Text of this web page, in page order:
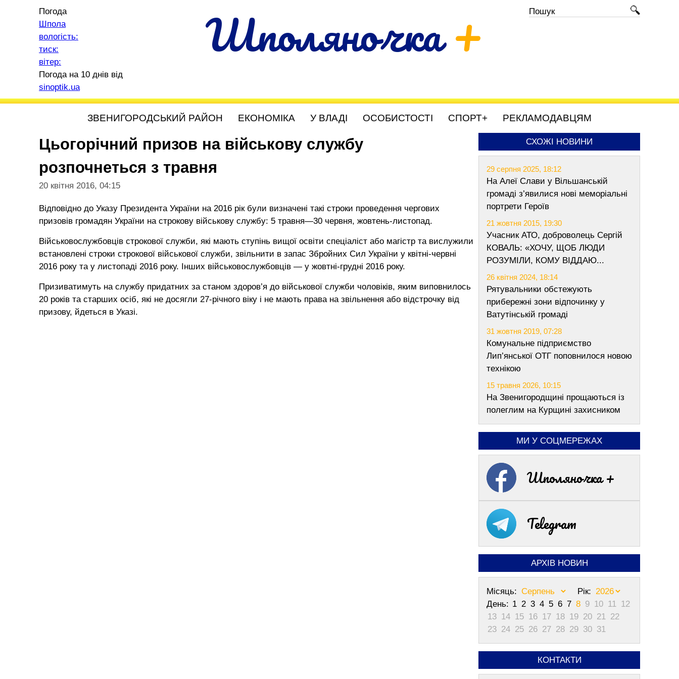
Шполяночка+
Погода
Шпола
вологість:
тиск:
вітер:
Погода на 10 днів від
sinoptik.ua
ЗВЕНИГОРОДСЬКИЙ РАЙОН ЕКОНОМІКА У ВЛАДІ ОСОБИСТОСТІ СПОРТ+ РЕКЛАМОДАВЦЯМ
Цьогорічний призов на військову службу
розпочнеться з травня
20 квітня 2016, 04:15
Відповідно до Указу Президента України на 2016 рік були визначені такі строки проведення чергових
призовів громадян України на строкову військову службу: 5 травня—30 червня, жовтень-листопад.
Військовослужбовців строкової служби, які мають ступінь вищої освіти спеціаліст або магістр та вислужили
встановлені строки строкової військової служби, звільнити в запас Збройних Сил України у квітні-червні
2016 року та у листопаді 2016 року. Інших військовослужбовців — у жовтні-грудні 2016 року.
Призиватимуть на службу придатних за станом здоров’я до військової служби чоловіків, яким виповнилось
20 років та старших осіб, які не досягли 27-річного віку і не мають права на звільнення або відстрочку від
призову, йдеться в Указі.
СХОЖІ НОВИНИ
29 серпня 2025, 18:12
На Алеї Слави у Вільшанській
громаді з’явилися нові меморіальні
портрети Героїв
21 жовтня 2015, 19:30
Учасник АТО, доброволець Сергій
КОВАЛЬ: «ХОЧУ, ЩОБ ЛЮДИ
РОЗУМІЛИ, КОМУ ВІДДАЮ...
26 квітня 2024, 18:14
Рятувальники обстежують
прибережні зони відпочинку у
Ватутінській громаді
31 жовтня 2019, 07:28
Комунальне підприємство
Лип’янської ОТГ поповнилося новою
технікою
15 травня 2026, 10:15
На Звенигородщині прощаються із
полеглим на Курщині захисником
МИ У СОЦМЕРЕЖАХ
Шполяночка +
Telegram
АРХІВ НОВИН
Місяць:
Рік:
День: 1 2 3 4 5 6 7 8 9 10 11 12
13 14 15 16 17 18 19 20 21 22
23 24 25 26 27 28 29 30 31
КОНТАКТИ